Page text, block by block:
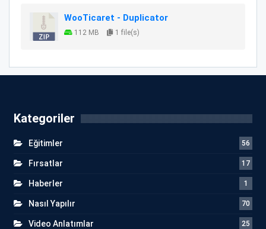
WooTicaret - Duplicator
112 MB 1 file(s)
Kategoriler
Eğitimler 56
Fırsatlar 17
Haberler 1
Nasıl Yapılır 70
Video Anlatımlar 25